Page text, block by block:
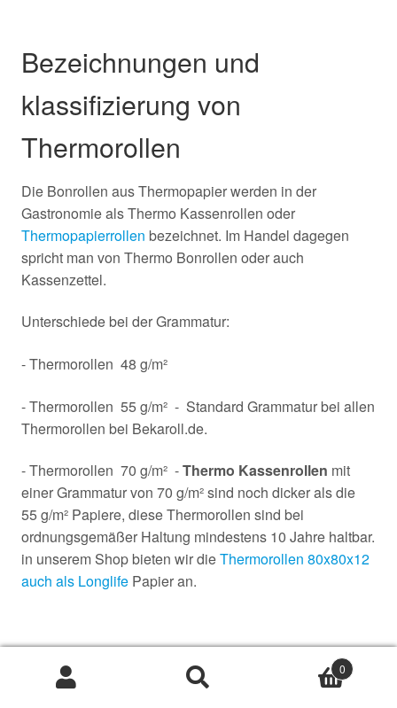
Bezeichnungen und
klassifizierung von
Thermorollen
Die Bonrollen aus Thermopapier werden in der
Gastronomie als Thermo Kassenrollen oder
Thermopapierrollen bezeichnet. Im Handel dagegen
spricht man von Thermo Bonrollen oder auch
Kassenzettel.
Unterschiede bei der Grammatur:
- Thermorollen 48 g/m²
- Thermorollen 55 g/m² - Standard Grammatur bei allen
Thermorollen bei Bekaroll.de.
- Thermorollen 70 g/m² -Thermo Kassenrollen mit
einer Grammatur von 70 g/m² sind noch dicker als die
55 g/m² Papiere, diese Thermorollen sind bei
ordnungsgemäßer Haltung mindestens 10 Jahre haltbar.
in unserem Shop bieten wir dieThermorollen 80x80x12
auch als Longlife Papier an.
Einsatzgebiete von Thermorollen?
0